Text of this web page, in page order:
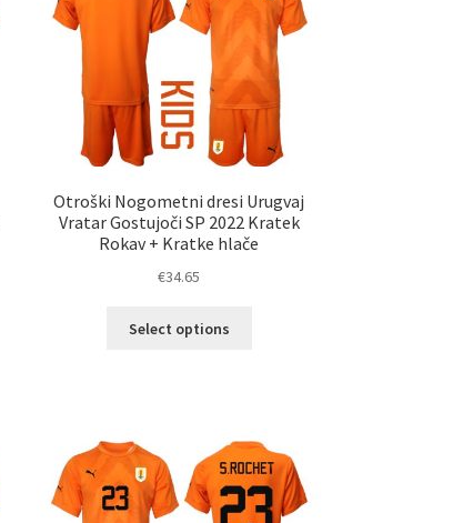
Otroški Nogometni dresi Urugvaj
Vratar Gostujoči SP 2022 Kratek
Rokav + Kratke hlače
€34.65
Select options
Možnosti
lahko
izberete
na